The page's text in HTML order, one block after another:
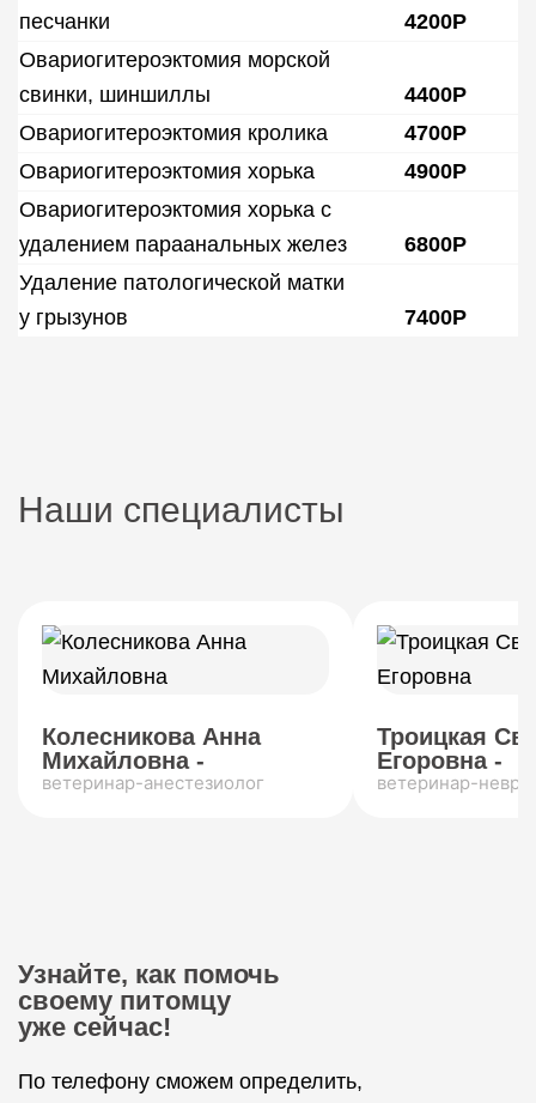
песчанки
4200Р
Овариогитероэктомия морской
свинки, шиншиллы
4400Р
Овариогитероэктомия кролика
4700Р
Овариогитероэктомия хорька
4900Р
Овариогитероэктомия хорька с
удалением параанальных желез
6800Р
Удаление патологической матки
у грызунов
7400Р
Наши специалисты
Колесникова Анна
Михайловна -
ветеринар-анестезиолог
Троицкая
Егоровна -
ветеринар-
Узнайте, как помочь
своему питомцу
уже сейчас!
По телефону сможем определить,